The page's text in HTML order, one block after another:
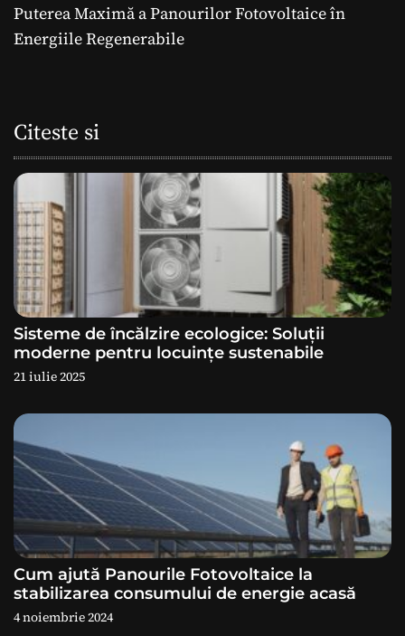
v
a
r
e
î
n
a
r
t
i
c
o
l
e
Puterea Maximă a Panourilor Fotovoltaice în
Energiile Regenerabile
Citeste si
Sisteme de încălzire ecologice: Soluții
moderne pentru locuințe sustenabile
21 iulie 2025
Cum ajută Panourile Fotovoltaice la
stabilizarea consumului de energie acasă
4 noiembrie 2024